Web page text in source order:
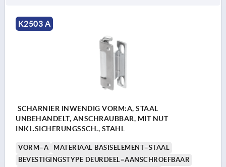
K2503 A
SCHARNIER INWENDIG VORM:A, STAAL
UNBEHANDELT, ANSCHRAUBBAR, MIT NUT
INKL.SICHERUNGSSCH., STAHL
VORM=A
MATERIAAL BASISELEMENT=STAAL
BEVESTIGINGSTYPE DEURDEEL=AANSCHROEFBAAR